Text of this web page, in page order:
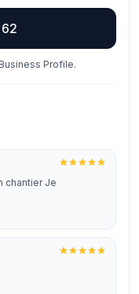
Profile.
chantier Je